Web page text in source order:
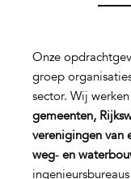
Onze
groep
sector. Wij
gemeenten,
verenigingen van
weg‑ en